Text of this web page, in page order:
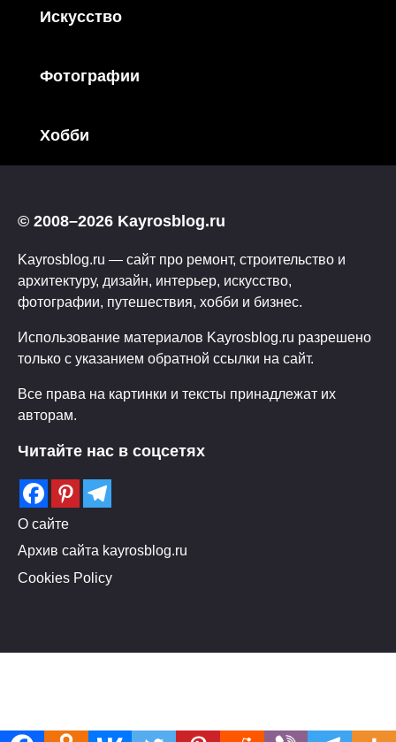
Искусство
Фотографии
Хобби
© 2008–2026 Kayrosblog.ru
Kayrosblog.ru — сайт про ремонт, строительство и
архитектуру, дизайн, интерьер, искусство,
фотографии, путешествия, хобби и бизнес.
Использование материалов Kayrosblog.ru разрешено
только с указанием обратной ссылки на сайт.
Все права на картинки и тексты принадлежат их
авторам.
Читайте нас в соцсетях
О сайте
Архив сайта kayrosblog.ru
Cookies Policy